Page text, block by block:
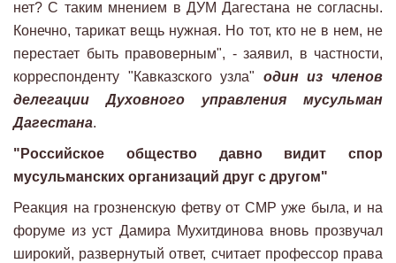
нет? С таким мнением в ДУМ Дагестана не согласны.
Конечно, тарикат вещь нужная. Но тот, кто не в нем, не
перестает быть правоверным", - заявил, в частности,
корреспонденту "Кавказского узла" один из членов
делегации Духовного управления мусульман
Дагестана.
"Российское общество давно видит спор
мусульманских организаций друг с другом"
Реакция на грозненскую фетву от СМР уже была, и на
форуме из уст Дамира Мухитдинова вновь прозвучал
широкий, развернутый ответ, считает профессор права